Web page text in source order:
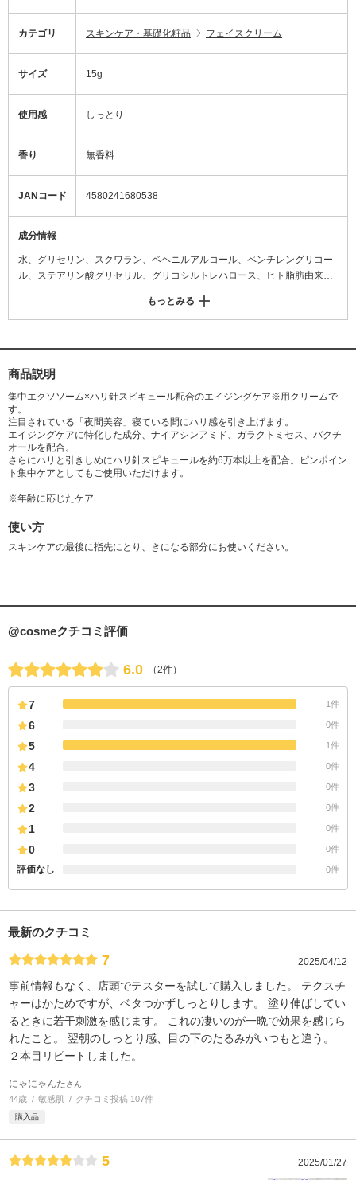
カテゴリ スキンケア・基礎化粧品 フェイスクリーム
サイズ 15g
使用感 しっとり
香り 無香料
JANコード 4580241680538
成分情報
水、グリセリン、スクワラン、ベヘニルアルコール、ペンチレングリコー
ル、ステアリン酸グリセリル、グリコシルトレハロース、ヒト脂肪由来間
クサエキス、マデカッソシド、アシアチコシド、アラントイン、トコフェ
ロール、アスコルビン酸、トウミツ、酒粕エキス、バクチオール、グリチ
リセリル、水添レシチン、1,2-ヘキサンジオール、ポリソルベート80、カ
ルペンタペプチド-72-トリ-t-ブチルトリプトファナミド、水酸化K、ケイ酸
Ca、ケイ酸Na、加水分解水添デンプン、ステアリン酸PEG-60グリセリ
ル、カルボマー、フェノキシエタノール
もっとみる
商品説明
集中エクソソーム×ハリ針スピキュール配合のエイジングケア※用クリームで
す。
注目されている「夜間美容」寝ている間にハリ感を引き上げます。
エイジングケアに特化した成分、ナイアシンアミド、ガラクトミセス、バクチ
オールを配合。
さらにハリと引きしめにハリ針スピキュールを約6万本以上を配合。ピンポイン
ト集中ケアとしてもご使用いただけます。
※年齢に応じたケア
使い方
スキンケアの最後に指先にとり、きになる部分にお使いください。
@cosmeクチコミ評価
6.0 （2件）
7 1件
6 0件
5 1件
4 0件
3 0件
2 0件
1 0件
0 0件
評価なし 0件
最新のクチコミ
7 2025/04/12
事前情報もなく、店頭でテスターを試して購入しました。 テクスチ
ャーはかためですが、ベタつかずしっとりします。 塗り伸ばしてい
るときに若干刺激を感じます。 これの凄いのが一晩で効果を感じら
れたこと。 翌朝のしっとり感、目の下のたるみがいつもと違う。
２本目リピートしました。
にゃにゃんたさん
44歳 敏感肌 クチコミ投稿 107件
購入品
5 2025/01/27